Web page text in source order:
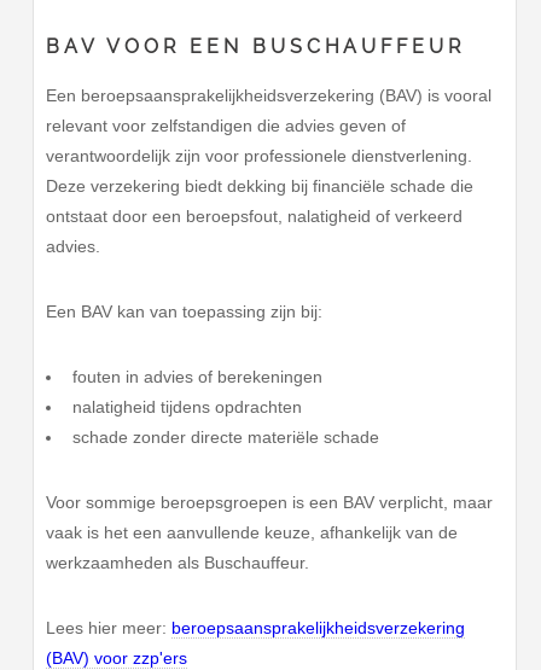
BAV VOOR EEN BUSCHAUFFEUR
Een beroepsaansprakelijkheidsverzekering (BAV) is vooral
relevant voor zelfstandigen die advies geven of
verantwoordelijk zijn voor professionele dienstverlening.
Deze verzekering biedt dekking bij financiële schade die
ontstaat door een beroepsfout, nalatigheid of verkeerd
advies.
Een BAV kan van toepassing zijn bij:
fouten in advies of berekeningen
nalatigheid tijdens opdrachten
schade zonder directe materiële schade
Voor sommige beroepsgroepen is een BAV verplicht, maar
vaak is het een aanvullende keuze, afhankelijk van de
werkzaamheden als Buschauffeur.
Lees hier meer: beroepsaansprakelijkheidsverzekering
(BAV) voor zzp'ers